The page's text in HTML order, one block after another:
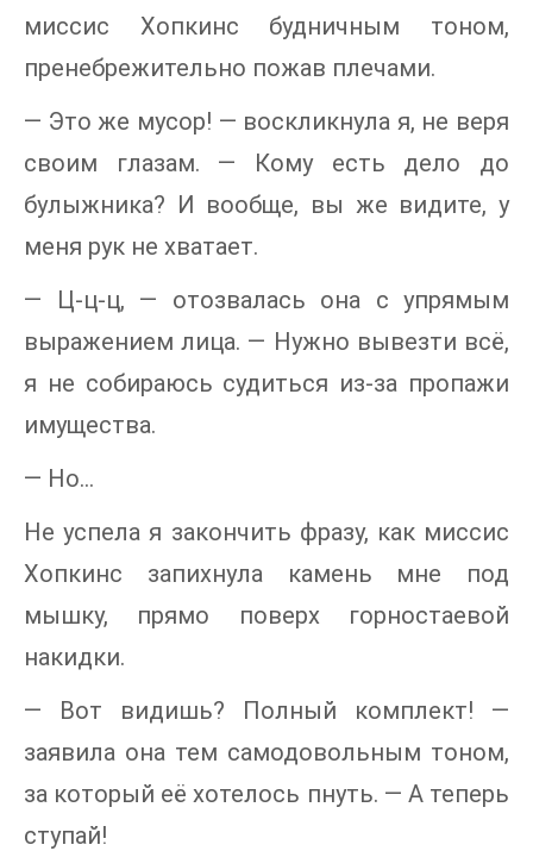
миссис Хопкинс будничным тоном,
пренебрежительно пожав плечами.
— Это же мусор! — воскликнула я, не веря
своим глазам. — Кому есть дело до
булыжника? И вообще, вы же видите, у
меня рук не хватает.
— Ц-ц-ц, — отозвалась она с упрямым
выражением лица. — Нужно вывезти всё,
я не собираюсь судиться из-за пропажи
имущества.
— Но…
Не успела я закончить фразу, как миссис
Хопкинс запихнула камень мне под
мышку, прямо поверх горностаевой
накидки.
— Вот видишь? Полный комплект! —
заявила она тем самодовольным тоном,
за который её хотелось пнуть. — А теперь
ступай!